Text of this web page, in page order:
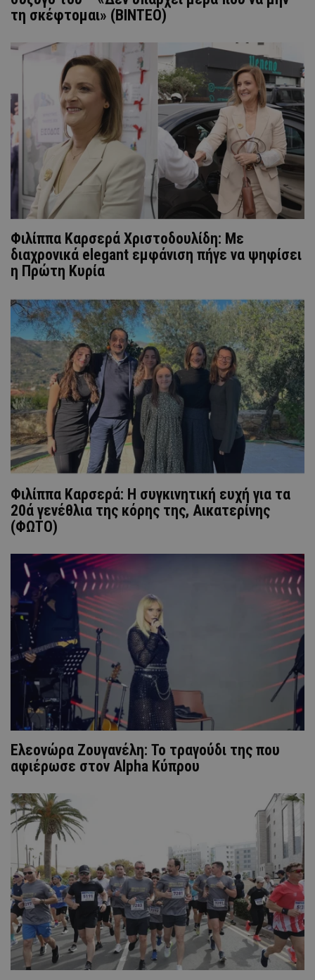
τη σκέφτομαι» (ΒΙΝΤΕΟ)
Φιλίππα Καρσερά Χριστοδουλίδη: Με
διαχρονικά elegant εμφάνιση πήγε να ψηφίσει
η Πρώτη Κυρία
Φιλίππα Καρσερά: Η συγκινητική ευχή για τα
20ά γενέθλια της κόρης της, Αικατερίνης
(ΦΩΤΟ)
Ελεονώρα Ζουγανέλη: Το τραγούδι της που
αφιέρωσε στον Alpha Κύπρου